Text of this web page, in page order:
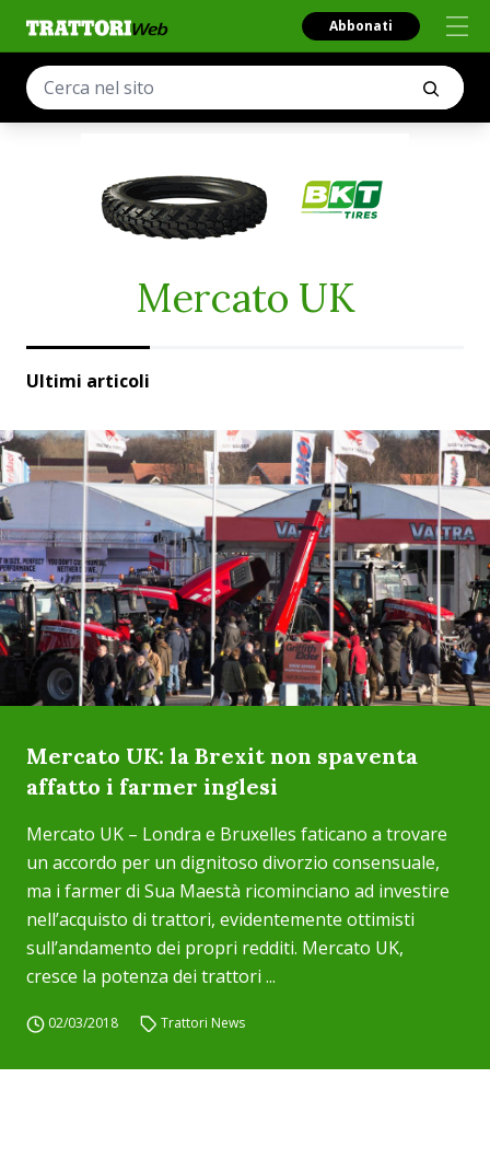
Abbonati
Mercato UK
Ultimi articoli
Mercato UK: la Brexit non spaventa
affatto i farmer inglesi
Mercato UK – Londra e Bruxelles faticano a trovare
un accordo per un dignitoso divorzio consensuale,
ma i farmer di Sua Maestà ricominciano ad investire
nell’acquisto di trattori, evidentemente ottimisti
sull’andamento dei propri redditi. Mercato UK,
cresce la potenza dei trattori ...
02/03/2018 Trattori News